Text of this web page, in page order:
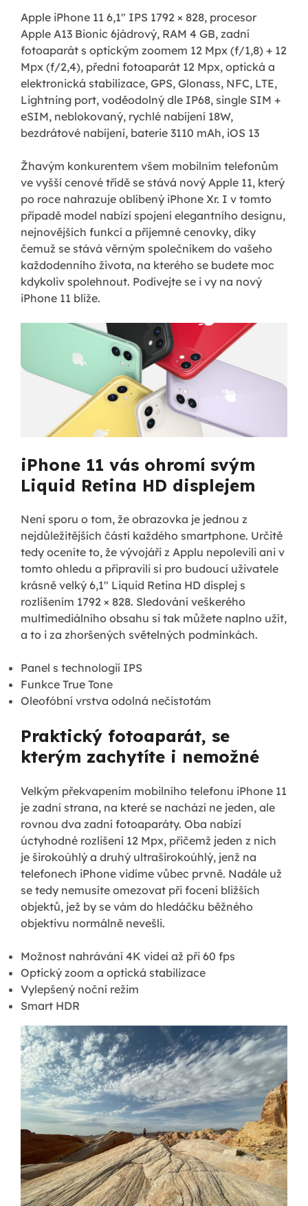
Apple iPhone 11 6,1" IPS 1792 × 828, procesor
Apple A13 Bionic 6jádrový, RAM 4 GB, zadní
fotoaparát s optickým zoomem 12 Mpx (f/1,8) + 12
Mpx (f/2,4), přední fotoaparát 12 Mpx, optická a
elektronická stabilizace, GPS, Glonass, NFC, LTE,
Lightning port, voděodolný dle IP68, single SIM +
eSIM, neblokovaný, rychlé nabíjení 18W,
bezdrátové nabíjení, baterie 3110 mAh, iOS 13
Žhavým konkurentem všem mobilním telefonům
ve vyšší cenové třídě se stává nový Apple 11, který
po roce nahrazuje oblíbený iPhone Xr. I v tomto
případě model nabízí spojení elegantního designu,
nejnovějších funkcí a příjemné cenovky, díky
čemuž se stává věrným společníkem do vašeho
každodenního života, na kterého se budete moc
kdykoliv spolehnout. Podívejte se i vy na nový
iPhone 11 blíže.
iPhone 11 vás ohromí svým
Liquid Retina HD displejem
Není sporu o tom, že obrazovka je jednou z
nejdůležitějších částí každého smartphone. Určitě
tedy oceníte to, že vývojáři z Applu nepolevili ani v
tomto ohledu a připravili si pro budoucí uživatele
krásně velký 6,1" Liquid Retina HD displej s
rozlišením 1792 × 828. Sledování veškerého
multimediálního obsahu si tak můžete naplno užít,
a to i za zhoršených světelných podmínkách.
Panel s technologií IPS
Funkce True Tone
Oleofóbní vrstva odolná nečistotám
Praktický fotoaparát, se
kterým zachytíte i nemožné
Velkým překvapením mobilního telefonu iPhone 11
je zadní strana, na které se nachází ne jeden, ale
rovnou dva zadní fotoaparáty. Oba nabízí
úctyhodné rozlišení 12 Mpx, přičemž jeden z nich
je širokoúhlý a druhý ultraširokoúhlý, jenž na
telefonech iPhone vidíme vůbec prvně. Nadále už
se tedy nemusíte omezovat při focení bližších
objektů, jež by se vám do hledáčku běžného
objektivu normálně nevešli.
Možnost nahrávání 4K videí až při 60 fps
Optický zoom a optická stabilizace
Vylepšený noční režim
Smart HDR